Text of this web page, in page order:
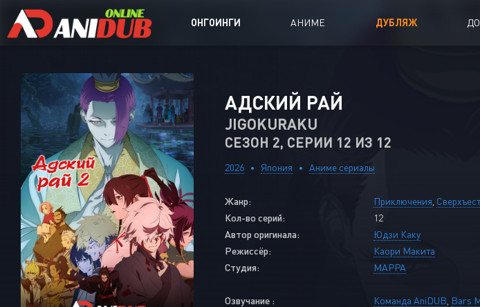
ОНГОИНГИ АНИМЕ ДУБЛЯЖ
Аниме сериалы
Аниме Ongoing
Аниме OVA
Аниме ONA
АДСКИЙ РАЙ
JIGOKURAKU
СЕЗОН 2, СЕРИИ 12 ИЗ 12
2026 Япония Аниме сериалы
Жанр: Приключения
Кол-во серий:
12
Автор оригинала:
Юдзи Каку
Режиссёр:
Каори Макита
Студия:
MAPPA
Озвучание : Команда AniDUB Bars